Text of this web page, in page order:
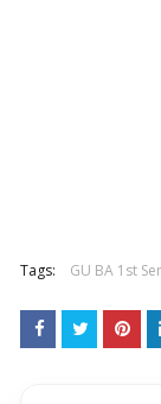
Tags: GU BA 1st